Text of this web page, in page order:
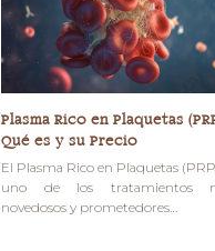
Plasma Rico en Plaquetas
Qué es y su Precio
El Plasma Rico en Plaquetas
uno de los tratamientos
novedosos y prometedores…